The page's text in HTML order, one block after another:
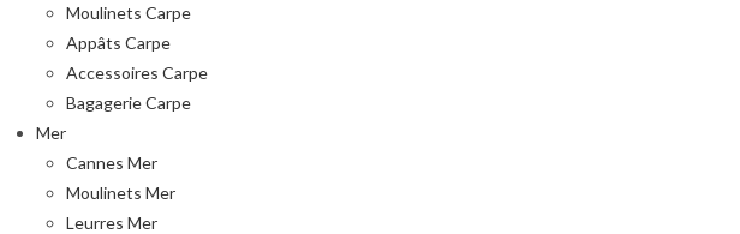
Moulinets Carpe
Appâts Carpe
Accessoires Carpe
Bagagerie Carpe
Mer
Cannes Mer
Moulinets Mer
Leurres Mer